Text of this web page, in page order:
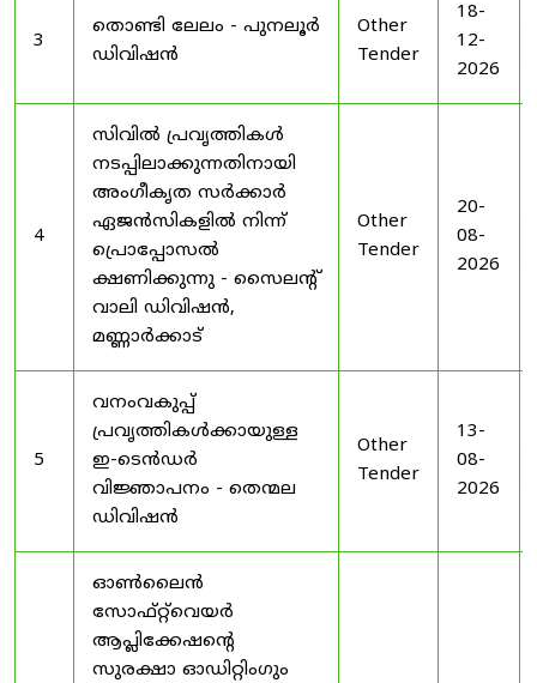
3
തൊണ്ടി ലേലം - പുനലൂർ
ഡിവിഷൻ
Other
Tender
18-
12-
2026
4
സിവിൽ പ്രവൃത്തികൾ
നടപ്പിലാക്കുന്നതിനായി
അംഗീകൃത സർക്കാർ
ഏജൻസികളിൽ നിന്ന്
പ്രൊപ്പോസൽ
ക്ഷണിക്കുന്നു - സൈലന്റ്
വാലി ഡിവിഷൻ,
മണ്ണാർക്കാട്
Other
Tender
20-
08-
2026
5
വനംവകുപ്പ്
പ്രവൃത്തികൾക്കായുള്ള
ഇ-ടെൻഡർ
വിജ്ഞാപനം - തെന്മല
ഡിവിഷൻ
Other
Tender
13-
08-
2026
ഓൺലൈൻ
സോഫ്റ്റ്‌വെയർ
ആപ്ലിക്കേഷന്റെ
സുരക്ഷാ ഓഡിറ്റിംഗും